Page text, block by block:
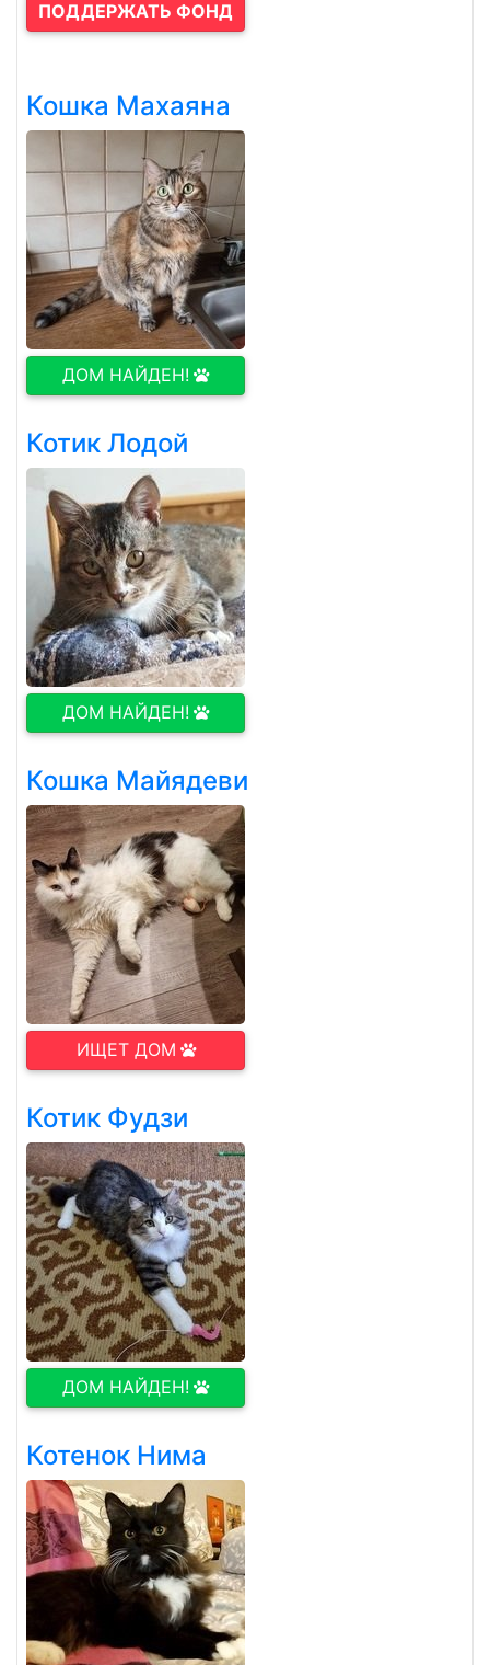
ПОДДЕРЖАТЬ ФОНД
Кошка Махаяна
ДОМ НАЙДЕН!
Котик Лодой
ДОМ НАЙДЕН!
Кошка Майядеви
ИЩЕТ ДОМ
Котик Фудзи
ДОМ НАЙДЕН!
Котенок Нима